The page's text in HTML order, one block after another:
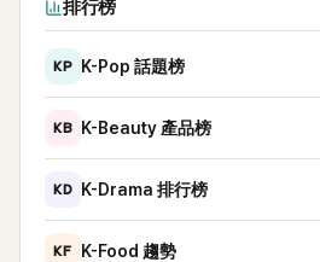
排行榜
KP K-Pop 話題榜
KB K-Beauty 產品榜
KD K-Drama 排行榜
KF K-Food 趨勢